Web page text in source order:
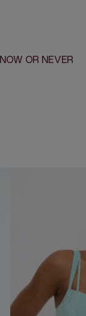
NOW OR NEVER